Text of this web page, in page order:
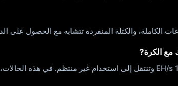
الكاملة، والكتلة المنفردة تتشابه مع الحصول
الكرة?